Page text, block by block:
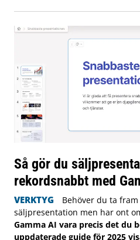
Så gör du
rekordsnabbt med
VERKTYG
Behöver du ta
säljpresentation men har ont
Gamma AI vara precis det du
uppdaterade guide för 2025